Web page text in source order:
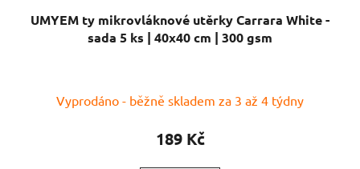
UMYEM ty mikrovláknové utěrky Carrara White -
sada 5 ks | 40x40 cm | 300 gsm
Vyprodáno - běžně skladem za 3 až 4 týdny
189 Kč